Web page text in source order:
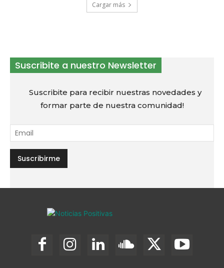
Cargar más
Suscribite a nuestro Newsletter
Suscribite para recibir nuestras novedades y
formar parte de nuestra comunidad!